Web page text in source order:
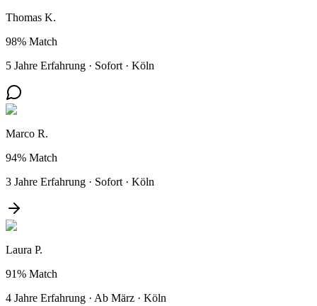
Thomas K.
98% Match
5 Jahre Erfahrung · Sofort · Köln
Marco R.
94% Match
3 Jahre Erfahrung · Sofort · Köln
Laura P.
91% Match
4 Jahre Erfahrung · Ab März · Köln